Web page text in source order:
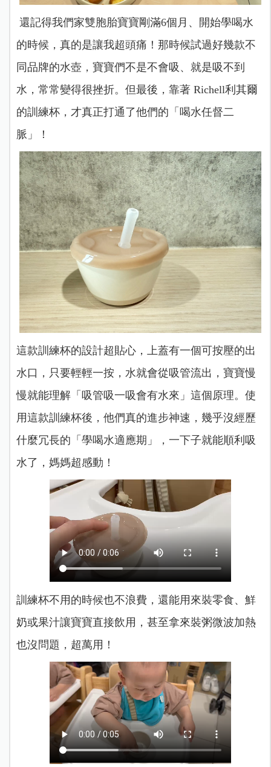
還記得我們家雙胞胎寶寶剛滿6個月、開始學喝水
的時候，真的是讓我超頭痛！那時候試過好幾款不
同品牌的水壺，寶寶們不是不會吸、就是吸不到
水，常常變得很挫折。但最後，靠著 Richell利其爾
的訓練杯，才真正打通了他們的「喝水任督二
脈」！
這款訓練杯的設計超貼心，上蓋有一個可按壓的出
水口，只要輕輕一按，水就會從吸管流出，寶寶慢
慢就能理解「吸管吸一吸會有水來」這個原理。使
用這款訓練杯後，他們真的進步神速，幾乎沒經歷
什麼冗長的「學喝水適應期」，一下子就能順利吸
水了，媽媽超感動！
訓練杯不用的時候也不浪費，還能用來裝零食、鮮
奶或果汁讓寶寶直接飲用，甚至拿來裝粥微波加熱
也沒問題，超萬用！